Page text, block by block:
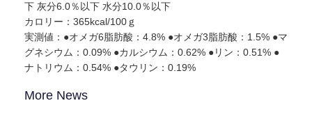
下 灰分6.0％以下 水分10.0％以下
カロリー：365kcal/100ｇ
実測値：●オメガ6脂肪酸：4.8% ●オメガ3脂肪酸：1.5% ●マ
グネシウム：0.09% ●カルシウム：0.62% ●リン：0.51% ●
ナトリウム：0.54% ●タウリン：0.19%
More News